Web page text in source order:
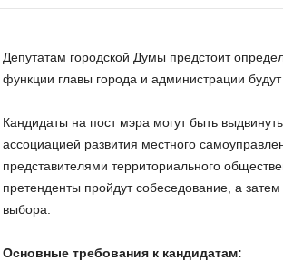
Депутатам городской Думы предстоит
функции главы города и администрации
Кандидаты на пост мэра могут быть
ассоциацией развития местного
представителями территориального
претенденты пройдут собеседование, а
выбора.
Основные требования к кандидатам: